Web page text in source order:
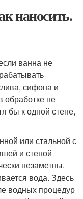
наносить.
ванна не
сифона и
обработке не
бы к одной стене,
или стальной с
и стеной
незаметны.
вода. Здесь
водных процедур